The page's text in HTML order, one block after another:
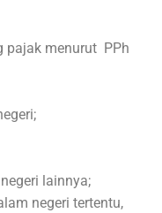
pajak menurut PPh
lainnya;
negeri tertentu,